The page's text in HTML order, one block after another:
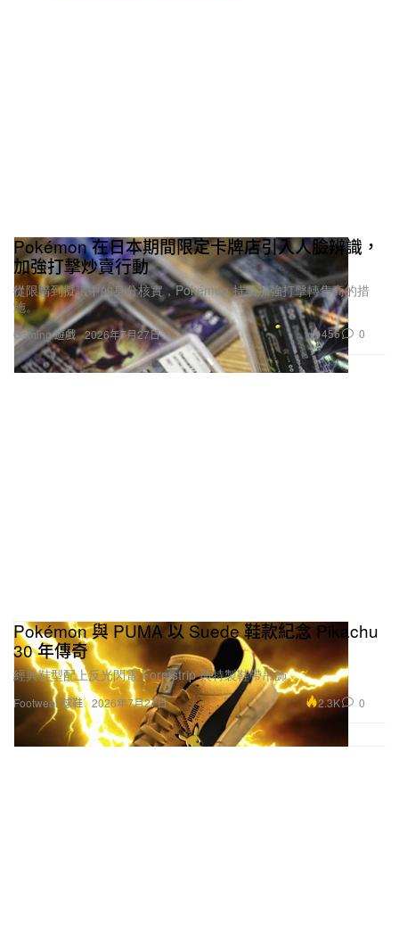
Gaming 遊戲
Pokémon 在日本期間限定卡牌店引入人臉辨識，
加強打擊炒賣行動
從限購到擬議中的身分核實，Pokémon 持續加強打擊轉售商的措
施。
2026年7月27日 456 0
Footwear 球鞋
Pokémon 與 PUMA 以 Suede 鞋款紀念 Pikachu
30 年傳奇
經典鞋型配上反光閃電 Formstrip 與特製鞋帶吊飾。
2026年7月27日 2.3K 0